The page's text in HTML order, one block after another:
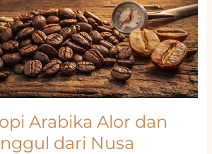
Arabika Alor dan
dari Nusa